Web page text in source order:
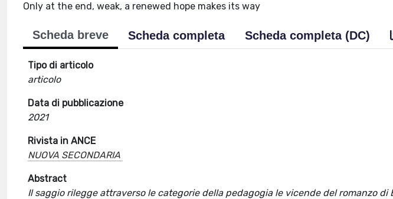
Only at the end, weak, a renewed hope makes its way
Scheda breve Scheda completa Scheda completa (DC)
Tipo di articolo
articolo
Data di pubblicazione
2021
Rivista in ANCE
NUOVA SECONDARIA
Abstract
Il saggio rilegge attraverso le categorie della pedagogia le vicende del romanzo